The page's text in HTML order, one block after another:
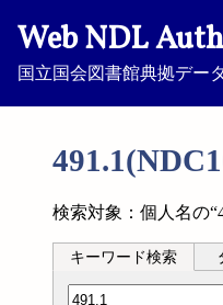
Web NDL
国立国会図書館典拠デー
検索対象：個人名の
キーワード検索
分類記号検索